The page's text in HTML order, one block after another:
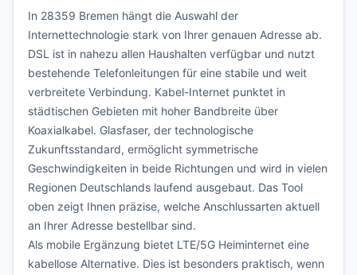
In 28359 Bremen hängt die Auswahl der
Internettechnologie stark von Ihrer genauen Adresse ab.
DSL ist in nahezu allen Haushalten verfügbar und nutzt
bestehende Telefonleitungen für eine stabile und weit
verbreitete Verbindung. Kabel-Internet punktet in
städtischen Gebieten mit hoher Bandbreite über
Koaxialkabel. Glasfaser, der technologische
Zukunftsstandard, ermöglicht symmetrische
Geschwindigkeiten in beide Richtungen und wird in vielen
Regionen Deutschlands laufend ausgebaut. Das Tool
oben zeigt Ihnen präzise, welche Anschlussarten aktuell
an Ihrer Adresse bestellbar sind.
Als mobile Ergänzung bietet LTE/5G Heiminternet eine
kabellose Alternative. Dies ist besonders praktisch, wenn